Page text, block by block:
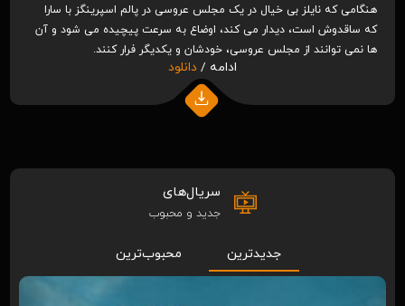
هنگامی که نایلز بی خیال در یک مجلس عروسی در پالم اسپرینگز با سارا
که ساقدوش است، دیدار می کند، اوضاع به سرعت پیچیده می شود و آن
ها نمی توانند از مجلس عروسی، خودشان و یکدیگر فرار کنند.
ادامه / دانلود
سریال‌های
جدید و محبوب
جدیدترین محبوب‌ترین